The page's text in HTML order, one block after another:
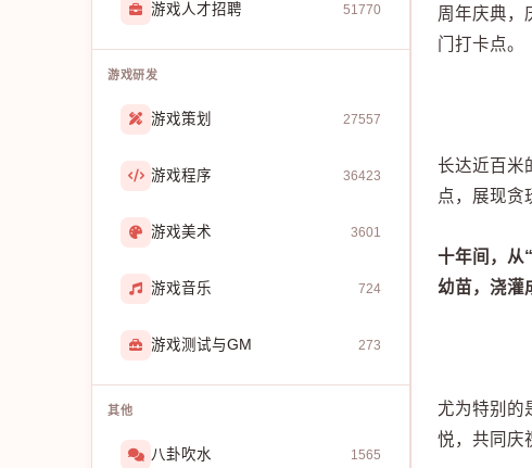
游戏人才招聘 51770
游戏研发
游戏策划 27557
游戏程序 36423
游戏美术 3601
游戏音乐 724
游戏测试与GM 273
其他
八卦吹水 1565
周年庆典，
门打卡点。
长达近百米
点，展现贪
十年间，从
幼苗，浇灌
尤为特别的
悦，共同庆